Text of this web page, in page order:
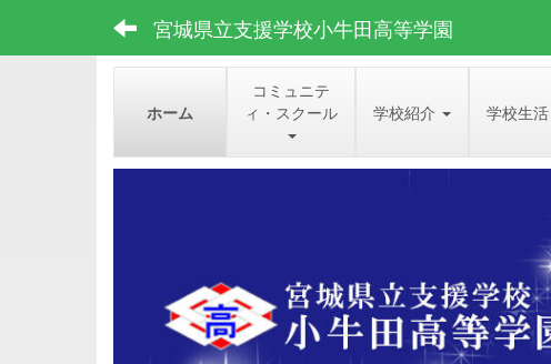
宮城県立支援学校小牛田高等学園
ホーム
コミュニテ
ィ・スクール
学校紹介 学校生活